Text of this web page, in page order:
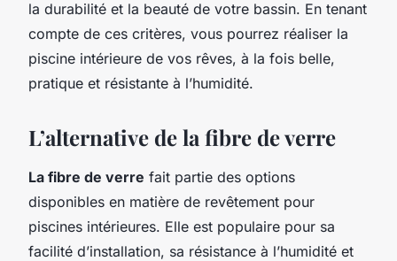
la durabilité et la beauté de votre bassin. En tenant
compte de ces critères, vous pourrez réaliser la
piscine intérieure de vos rêves, à la fois belle,
pratique et résistante à l’humidité.
L’alternative de la fibre de verre
La fibre de verre fait partie des options
disponibles en matière de revêtement pour
piscines intérieures. Elle est populaire pour sa
facilité d’installation, sa résistance à l’humidité et